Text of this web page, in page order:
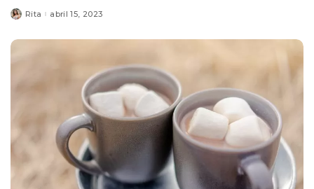
Posted
Rita abril 15, 2023